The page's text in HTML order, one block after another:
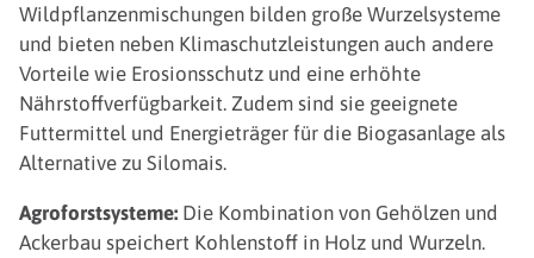
Wildpflanzenmischungen bilden große Wurzelsysteme
und bieten neben Klimaschutzleistungen auch andere
Vorteile wie Erosionsschutz und eine erhöhte
Nährstoffverfügbarkeit. Zudem sind sie geeignete
Futtermittel und Energieträger für die Biogasanlage als
Alternative zu Silomais.
Agroforstsysteme: Die Kombination von Gehölzen und
Ackerbau speichert Kohlenstoff in Holz und Wurzeln.